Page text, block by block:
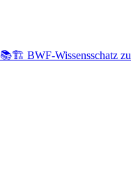
📚🏗️ BWF-Wissensschatz